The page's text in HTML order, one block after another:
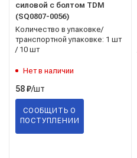
силовой с болтом TDM
(SQ0807-0056)
Количество в упаковке/
транспортной упаковке: 1 шт
/ 10 шт
Нет в наличии
58₽/шт
СООБЩИТЬ О
ПОСТУПЛЕНИИ